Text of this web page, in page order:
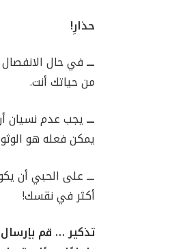
حذارِ!
ـــفي حال
من حياتك أنت.
ـــيجب عدم نسيان
يمكن فعله هو
ـــ على الحبي أن
أكثر في نقسك!
تذكير … قم